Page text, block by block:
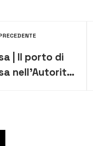
| Il porto di
nell’Autorità